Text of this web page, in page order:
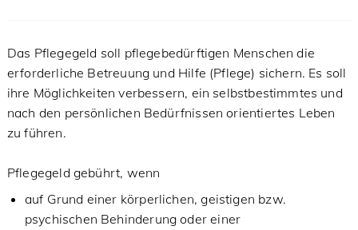
Das Pflegegeld soll pflegebedürftigen Menschen die
erforderliche Betreuung und Hilfe (Pflege) sichern. Es soll
ihre Möglichkeiten verbessern, ein selbstbestimmtes und
nach den persönlichen Bedürfnissen orientiertes Leben
zu führen.
Pflegegeld gebührt, wenn
auf Grund einer körperlichen, geistigen bzw.
psychischen Behinderung oder einer